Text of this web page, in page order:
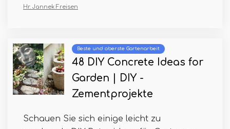
Hr. Jannek Freisen
Beste und oberste Gartenarbeit
48 DIY Concrete Ideas for
Garden | DIY -
Zementprojekte
Schauen Sie sich einige leicht zu